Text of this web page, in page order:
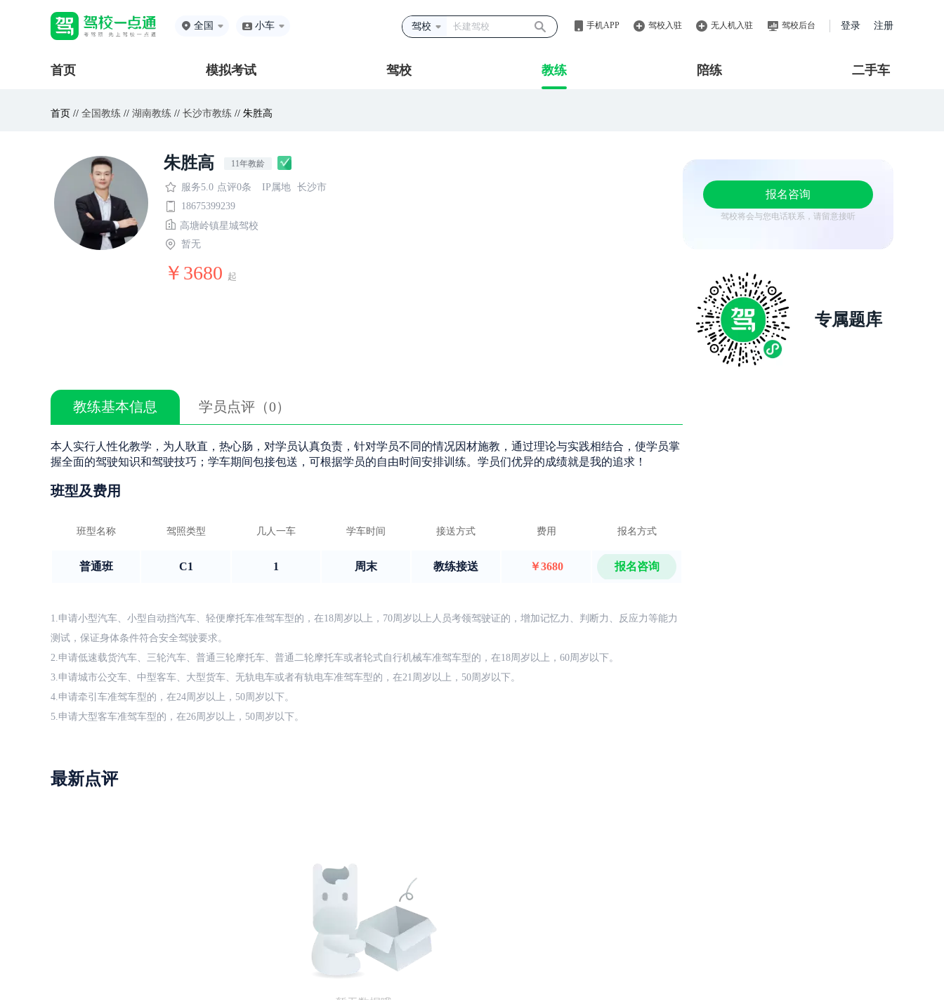
全国 小车 驾校 手机APP 驾校入驻 无人机入驻 驾校后台 登录 注册
首页 模拟考试 驾校 教练 陪练 二手车
首页 // 全国教练 // 湖南教练 // 长沙市教练 // 朱胜高
朱胜高 11年教龄
服务5.0 点评0条 IP属地 长沙市
18675399239
高塘岭镇星城驾校
暂无
￥3680 起
报名咨询
驾校将会与您电话联系，请留意接听
专属题库
教练基本信息 学员点评（0）
本人实行人性化教学，为人耿直，热心肠，对学员认真负责，针对学员不同的情况因材施教，通过理论与实践相结合，使学员掌
握全面的驾驶知识和驾驶技巧；学车期间包接包送，可根据学员的自由时间安排训练。学员们优异的成绩就是我的追求！
班型及费用
班型名称 驾照类型 几人一车 学车时间 接送方式 费用 报名方式
普通班 C1 1 周末 教练接送 ￥3680 报名咨询
1.申请小型汽车、小型自动挡汽车、轻便摩托车准驾车型的，在18周岁以上，70周岁以上人员考领驾驶证的，增加记忆力、判断力、反应力等能力
测试，保证身体条件符合安全驾驶要求。
2.申请低速载货汽车、三轮汽车、普通三轮摩托车、普通二轮摩托车或者轮式自行机械车准驾车型的，在18周岁以上，60周岁以下。
3.申请城市公交车、中型客车、大型货车、无轨电车或者有轨电车准驾车型的，在21周岁以上，50周岁以下。
4.申请牵引车准驾车型的，在24周岁以上，50周岁以下。
5.申请大型客车准驾车型的，在26周岁以上，50周岁以下。
最新点评